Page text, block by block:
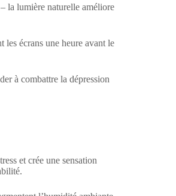
la lumière naturelle améliore
les écrans une heure avant le
à combattre la dépression
et crée une sensation